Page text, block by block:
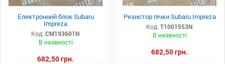
Електронний блок Subaru
Impreza
Код: CM193601N
В наявності
682,50 грн.
Резистор пічки Subaru Impreza
Код: T1001553N
В наявності
682,50 грн.